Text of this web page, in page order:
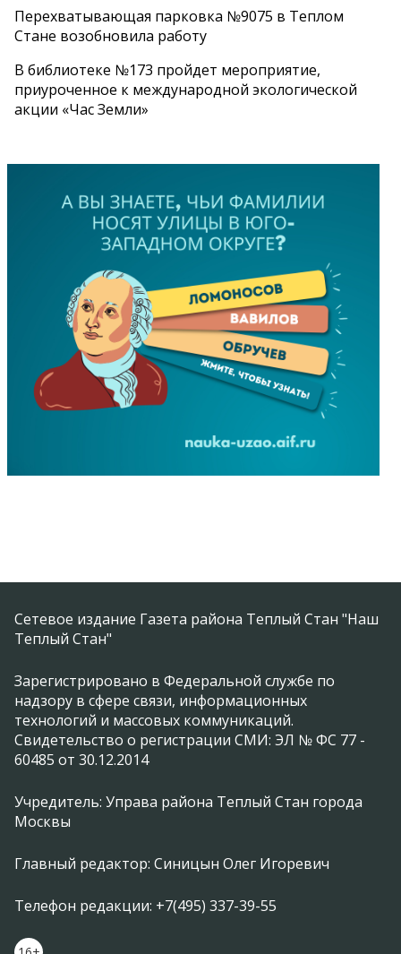
Перехватывающая парковка №9075 в Теплом
Стане возобновила работу
В библиотеке №173 пройдет мероприятие,
приуроченное к международной экологической
акции «Час Земли»
Сетевое издание Газета района Теплый Стан "Наш
Теплый Стан"
Зарегистрировано в Федеральной службе по
надзору в сфере связи, информационных
технологий и массовых коммуникаций.
Свидетельство о регистрации СМИ: ЭЛ № ФС 77 -
60485 от 30.12.2014
Учредитель: Управа района Теплый Стан города
Москвы
Главный редактор: Синицын Олег Игоревич
Телефон редакции: +7(495) 337-39-55